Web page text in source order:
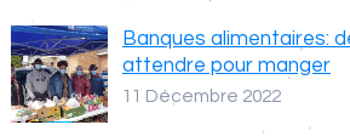
Banques alimentaires:
attendre pour manger
11 Décembre 2022